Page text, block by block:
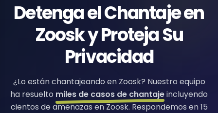
Detenga el Chantaje en
Zoosk y Proteja Su
Privacidad
¿Lo están chantajeando en Zoosk? Nuestro equipo
ha resuelto miles de casos de chantajeincluyendo
cientos de amenazas en Zoosk. Respondemos en 15